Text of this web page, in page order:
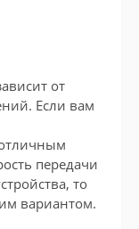
от
Если вам
передачи
то
вариантом.